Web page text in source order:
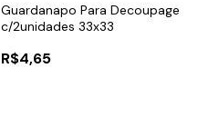
Guardanapo Para Decoupage
c/2unidades 33x33
R$4,65